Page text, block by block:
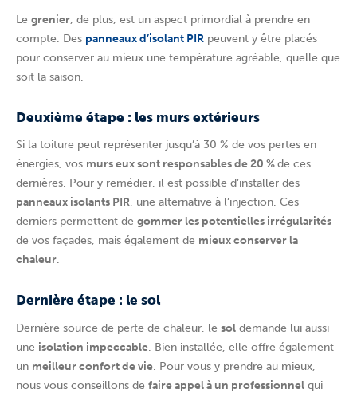
Le grenier, de plus, est un aspect primordial à prendre en
compte. Des panneaux d’isolant PIR peuvent y être placés
pour conserver au mieux une température agréable, quelle que
soit la saison.
Deuxième étape : les murs extérieurs
Si la toiture peut représenter jusqu’à 30 % de vos pertes en
énergies, vos murs eux sont responsables de 20 %de ces
dernières. Pour y remédier, il est possible d’installer des
panneaux isolants PIR, une alternative à l’injection. Ces
derniers permettent de gommer les potentielles irrégularités
de vos façades, mais également de mieux conserver la
chaleur.
Dernière étape : le sol
Dernière source de perte de chaleur, le sol demande lui aussi
une isolation impeccable. Bien installée, elle offre également
un meilleur confort de vie. Pour vous y prendre au mieux,
nous vous conseillons de faire appel à un professionnel qui